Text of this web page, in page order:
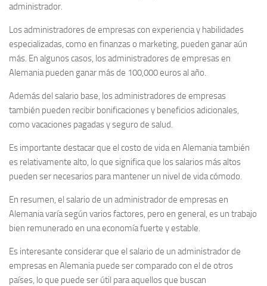
administrador.
Los administradores de empresas con experiencia y habilidades
especializadas, como en finanzas o marketing, pueden ganar aún
más. En algunos casos, los administradores de empresas en
Alemania pueden ganar más de 100,000 euros al año.
Además del salario base, los administradores de empresas
también pueden recibir bonificaciones y beneficios adicionales,
como vacaciones pagadas y seguro de salud.
Es importante destacar que el costo de vida en Alemania también
es relativamente alto, lo que significa que los salarios más altos
pueden ser necesarios para mantener un nivel de vida cómodo.
En resumen, el salario de un administrador de empresas en
Alemania varía según varios factores, pero en general, es un trabajo
bien remunerado en una economía fuerte y estable.
Es interesante considerar que el salario de un administrador de
empresas en Alemania puede ser comparado con el de otros
países, lo que puede ser útil para aquellos que buscan